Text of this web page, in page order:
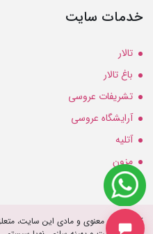
خدمات سایت
تالار
باغ تالار
تشریفات عروسی
آرایشگاه عروسی
آتلیه
مزون
کلیه حقوق معنوی و مادی این سایت،